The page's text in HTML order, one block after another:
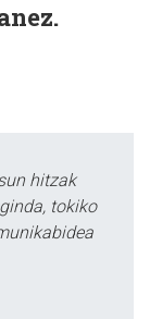
hitzak
tokiko